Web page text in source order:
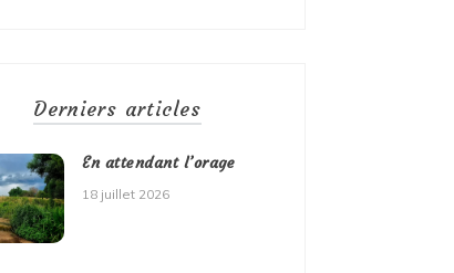
Derniers articles
En attendant l’orage
18 juillet 2026